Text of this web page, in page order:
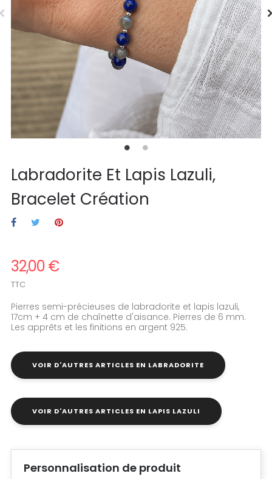
Labradorite Et Lapis Lazuli,
Bracelet Création
32,00 €
TTC
Pierres semi-précieuses de labradorite et lapis lazuli,
17cm + 4 cm de chaînette d'aisance. Pierres de 6 mm.
Les apprêts et les finitions en argent 925.
VOIR D'AUTRES ARTICLES EN LABRADORITE
VOIR D'AUTRES ARTICLES EN LAPIS LAZULI
Personnalisation de produit